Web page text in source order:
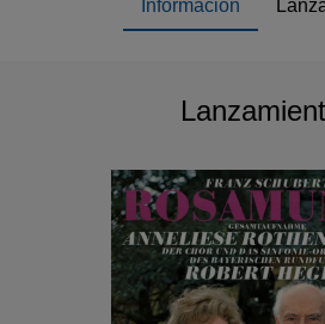
Información